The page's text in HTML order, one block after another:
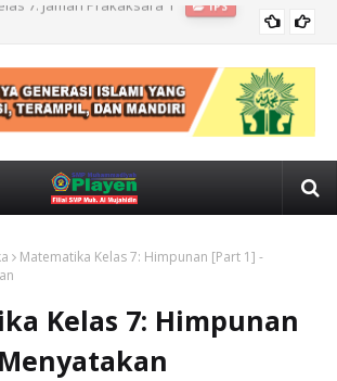
Matematika Kelas 7: Himpunan [Part 1] -
Kelas 7: Himpunan